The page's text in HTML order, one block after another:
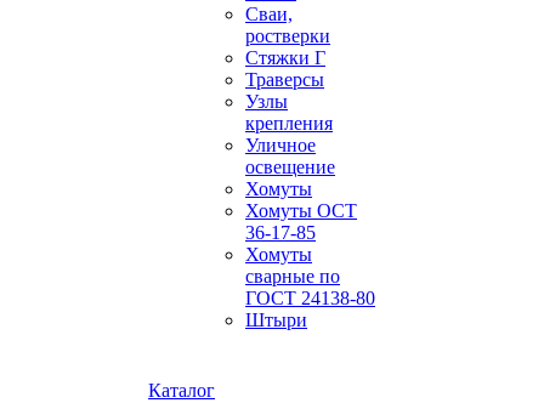
Сваи,
ростверки
Стяжки Г
Траверсы
Узлы
крепления
Уличное
освещение
Хомуты
Хомуты ОСТ
36-17-85
Хомуты
сварные по
ГОСТ 24138-80
Штыри
Каталог